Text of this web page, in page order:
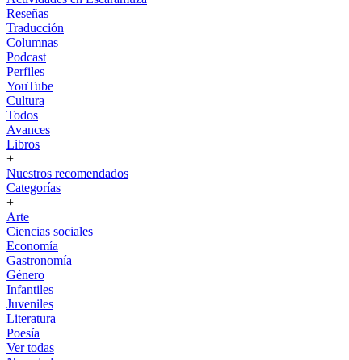
Reseñas
Traducción
Columnas
Podcast
Perfiles
YouTube
Cultura
Todos
Avances
Libros
+
Nuestros recomendados
Categorías
+
Arte
Ciencias sociales
Economía
Gastronomía
Género
Infantiles
Juveniles
Literatura
Poesía
Ver todas